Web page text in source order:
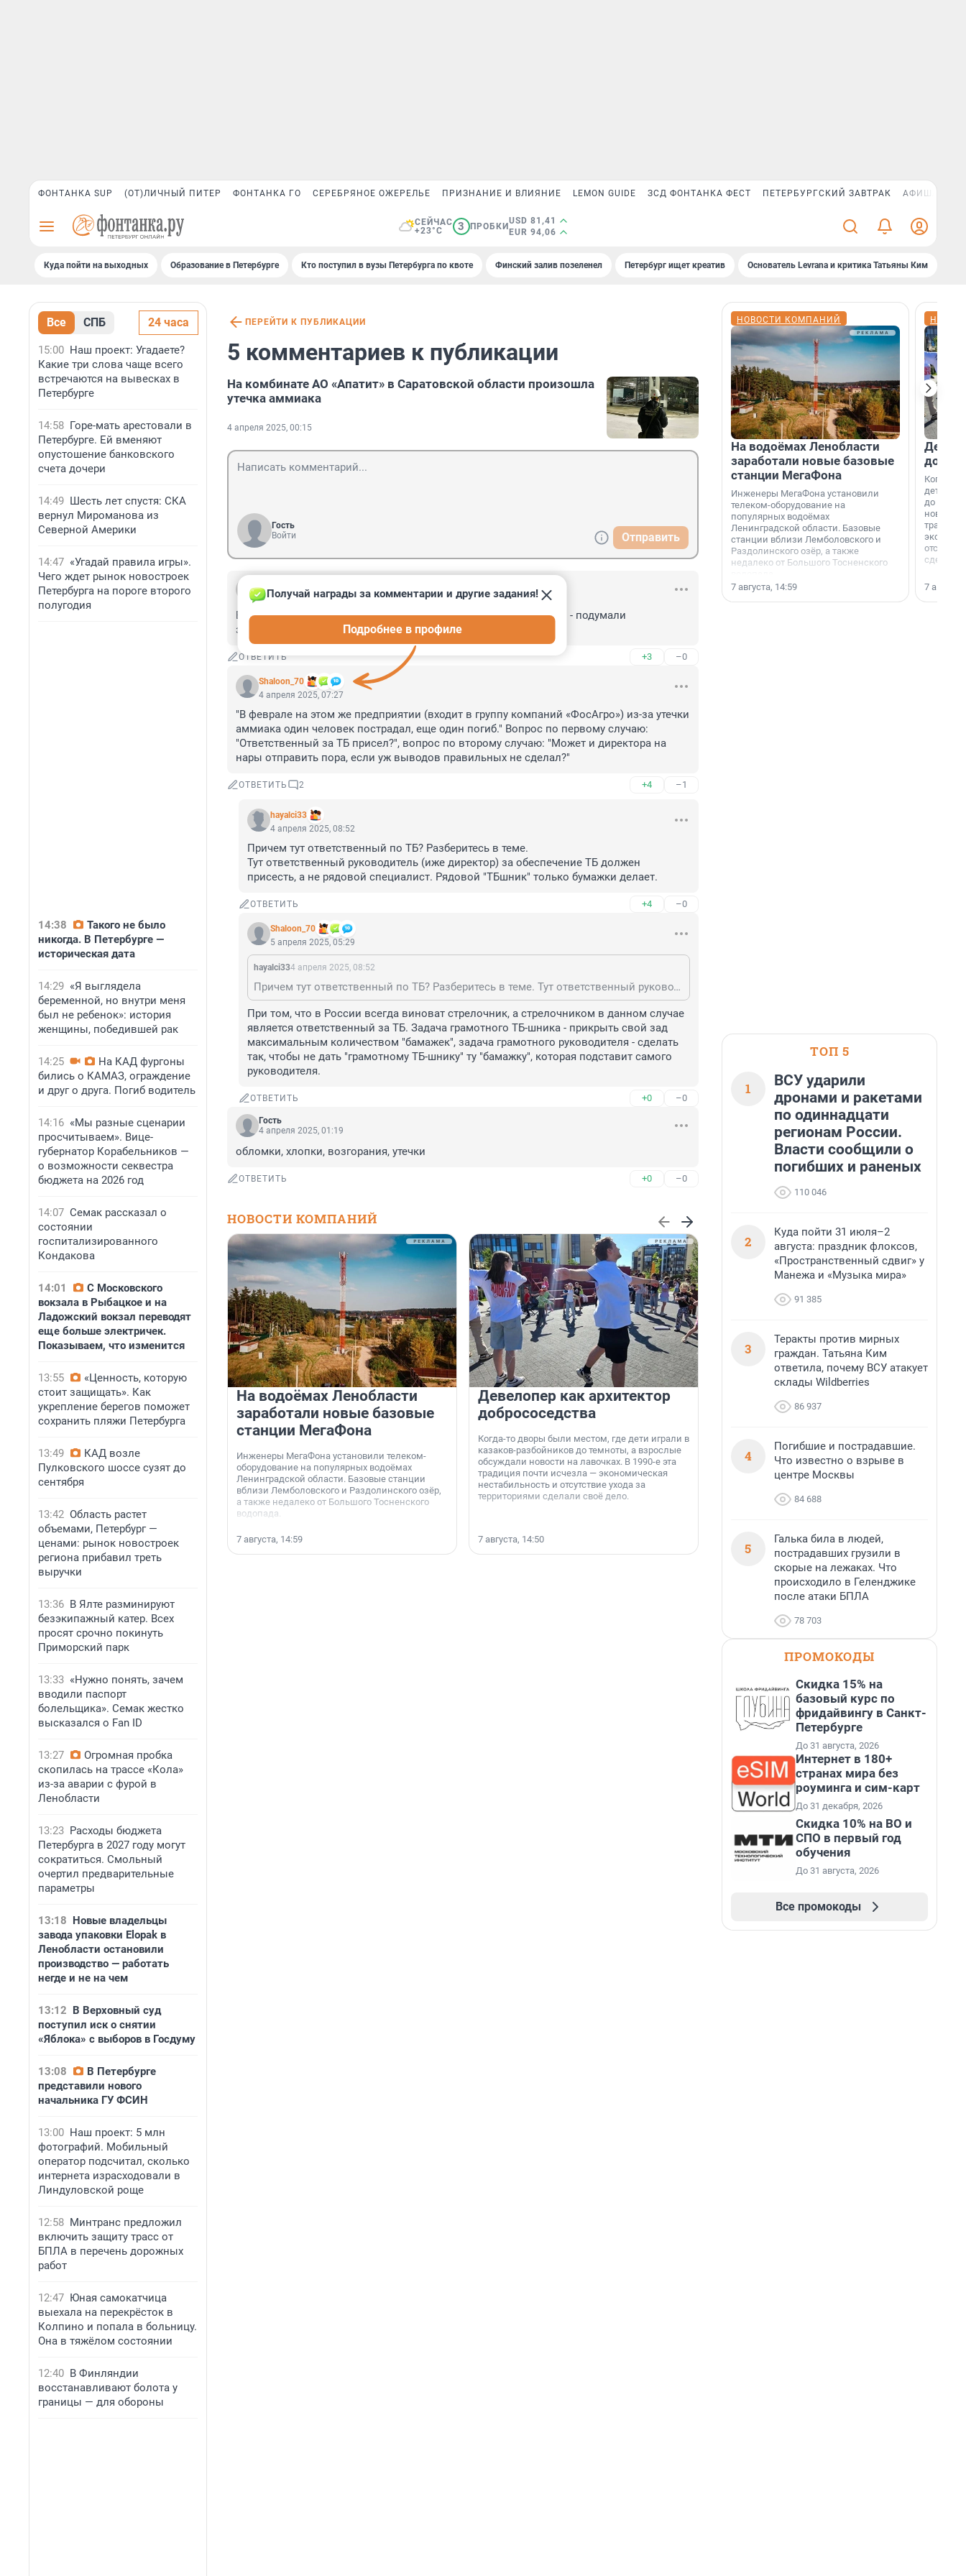
ФОНТАНКА SUP (ОТ)ЛИЧНЫЙ ПИТЕР ФОНТАНКА ГО СЕРЕБРЯНОЕ ОЖЕРЕЛЬЕ ПРИЗНАНИЕ И ВЛИЯНИЕ LEMON GUIDE ЗСД ФОНТАНКА ФЕСТ ПЕТЕРБУРГСКИЙ ЗАВТРАК АФИША PLUS
СЕЙЧАС
+23°C
3 ПРОБКИ
USD 81,41
EUR 94,06
Куда пойти на выходных Образование в Петербурге Кто поступил в вузы Петербурга по квоте Финский залив позеленел Петербург ищет креатив Основатель Levrana и критика Татьяны Ким
Все СПБ 24 часа
15:00 Наш проект: Угадаете?
Какие три слова чаще всего
встречаются на вывесках в
Петербурге
14:58 Горе-мать арестовали в
Петербурге. Ей вменяют
опустошение банковского
счета дочери
14:49 Шесть лет спустя: СКА
вернул Мироманова из
Северной Америки
14:47 «Угадай правила игры».
Чего ждет рынок новостроек
Петербурга на пороге второго
полугодия
14:38
Такого не было
никогда. В Петербурге —
историческая дата
14:29 «Я выглядела
беременной, но внутри меня
был не ребенок»: история
женщины, победившей рак
14:25
На КАД фургоны
бились о КАМАЗ, ограждение
и друг о друга. Погиб водитель
14:16 «Мы разные сценарии
просчитываем». Вице-
губернатор Корабельников —
о возможности секвестра
бюджета на 2026 год
14:07 Семак рассказал о
состоянии
госпитализированного
Кондакова
14:01
С Московского
вокзала в Рыбацкое и на
Ладожский вокзал переводят
еще больше электричек.
Показываем, что изменится
13:55
«Ценность, которую
стоит защищать». Как
укрепление берегов поможет
сохранить пляжи Петербурга
13:49
КАД возле
Пулковского шоссе сузят до
сентября
13:42 Область растет
объемами, Петербург —
ценами: рынок новостроек
региона прибавил треть
выручки
13:36 В Ялте разминируют
безэкипажный катер. Всех
просят срочно покинуть
Приморский парк
13:33 «Нужно понять, зачем
вводили паспорт
болельщика». Семак жестко
высказался о Fan ID
13:27
Огромная пробка
скопилась на трассе «Кола»
из-за аварии с фурой в
Ленобласти
13:23 Расходы бюджета
Петербурга в 2027 году могут
сократиться. Смольный
очертил предварительные
параметры
13:18 Новые владельцы
завода упаковки Elopak в
Ленобласти остановили
производство — работать
негде и не на чем
13:12 В Верховный суд
поступил иск о снятии
«Яблока» с выборов в Госдуму
13:08
В Петербурге
представили нового
начальника ГУ ФСИН
13:00 Наш проект: 5 млн
фотографий. Мобильный
оператор подсчитал, сколько
интернета израсходовали в
Линдуловской роще
12:58 Минтранс предложил
включить защиту трасс от
БПЛА в перечень дорожных
работ
12:47 Юная самокатчица
выехала на перекрёсток в
Колпино и попала в больницу.
Она в тяжёлом состоянии
12:40 В Финляндии
восстанавливают болота у
границы — для обороны
ПЕРЕЙТИ К ПУБЛИКАЦИИ
5 комментариев к публикации
На комбинате АО «Апатит» в Саратовской области произошла
утечка аммиака
4 апреля 2025, 00:15
Гость
Войти
Отправить
4 апреля 2025, 08:20
Великий Новгород затаил дыхание! "Пронесет или не пронесет" - подумали
завсегдатаи местной шаурмичной!
ОТВЕТИТЬ +3 –0
Shaloon_70
Получай награды за комментарии и другие задания!
Подробнее в профиле
4 апреля 2025, 07:27
"В феврале на этом же предприятии (входит в группу компаний «ФосАгро») из-за утечки
аммиака один человек пострадал, еще один погиб." Вопрос по первому случаю:
"Ответственный за ТБ присел?", вопрос по второму случаю: "Может и директора на
нары отправить пора, если уж выводов правильных не сделал?"
ОТВЕТИТЬ 2 +4 –1
hayalci33
4 апреля 2025, 08:52
Причем тут ответственный по ТБ? Разберитесь в теме.
Тут ответственный руководитель (иже директор) за обеспечение ТБ должен
присесть, а не рядовой специалист. Рядовой "ТБшник" только бумажки делает.
ОТВЕТИТЬ +4 –0
Shaloon_70
5 апреля 2025, 05:29
hayalci334 апреля 2025, 08:52
Причем тут ответственный по ТБ? Разберитесь в теме. Тут ответственный руководитель (иже директор) за обеспечение ТБ должен присесть, а не рядовой специалист. Рядовой "ТБшник" только бумажки делает.
При том, что в России всегда виноват стрелочник, а стрелочником в данном случае
является ответственный за ТБ. Задача грамотного ТБ-шника - прикрыть свой зад
максимальным количеством "бамажек", задача грамотного руководителя - сделать
так, чтобы не дать "грамотному ТБ-шнику" ту "бамажку", которая подставит самого
руководителя.
ОТВЕТИТЬ +0 –0
Гость
4 апреля 2025, 01:19
обломки, хлопки, возгорания, утечки
ОТВЕТИТЬ +0 –0
НОВОСТИ КОМПАНИЙ
На водоёмах Ленобласти
заработали новые базовые
станции МегаФона
Инженеры МегаФона установили телеком-
оборудование на популярных водоёмах
Ленинградской области. Базовые станции
вблизи Лемболовского и Раздолинского озёр,
а также недалеко от Большого Тосненского
водопада.
7 августа, 14:59
Девелопер как архитектор
добрососедства
Когда-то дворы были местом, где дети играли в
казаков-разбойников до темноты, а взрослые
обсуждали новости на лавочках. В 1990-е эта
традиция почти исчезла — экономическая
нестабильность и отсутствие ухода за
территориями сделали своё дело.
7 августа, 14:50
ГК «Едино» поздравляет
коллег и партнёров с Днём
7 августа, 13:41
НОВОСТИ КОМПАНИЙ
На водоёмах Ленобласти
заработали новые базовые
станции МегаФона
Инженеры МегаФона установили
телеком-оборудование на
популярных водоёмах
Ленинградской области. Базовые
станции вблизи Лемболовского и
Раздолинского озёр, а также
недалеко от Большого Тосненского
7 августа, 14:59
Когда-
дети
до
новости
сделали
7
ТОП 5
1
ВСУ ударили
дронами и ракетами
по одиннадцати
регионам России.
Власти сообщили о
погибших и раненых
110 046
2
Куда пойти 31 июля–2
августа: праздник флоксов,
«Пространственный сдвиг» у
Манежа и «Музыка мира»
91 385
3
Теракты против мирных
граждан. Татьяна Ким
ответила, почему ВСУ атакует
склады Wildberries
86 937
4
Погибшие и пострадавшие.
Что известно о взрыве в
центре Москвы
84 688
5
Галька била в людей,
пострадавших грузили в
скорые на лежаках. Что
происходило в Геленджике
после атаки БПЛА
78 703
ПРОМОКОДЫ
Скидка 15% на
базовый курс по
фридайвингу в Санкт-
Петербурге
До 31 августа, 2026
Интернет в 180+
странах мира без
роуминга и сим-карт
До 31 декабря, 2026
Скидка 10% на ВО и
СПО в первый год
обучения
До 31 августа, 2026
Все промокоды